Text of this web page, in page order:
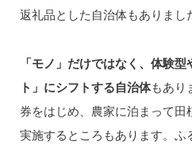
返礼品とした自治体もありまし
「モノ」だけではなく、体験
ト」にシフトする自治体もあり
券をはじめ、農家に泊まって
実施するところもあります。ふ